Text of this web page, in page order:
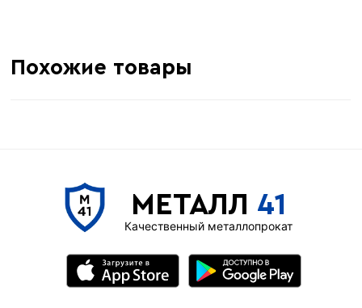
Похожие товары
МЕТАЛЛ 41
Качественный металлопрокат